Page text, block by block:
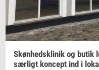
Skøn­heds­kli­nik og butik
sær­ligt kon­cept ind i